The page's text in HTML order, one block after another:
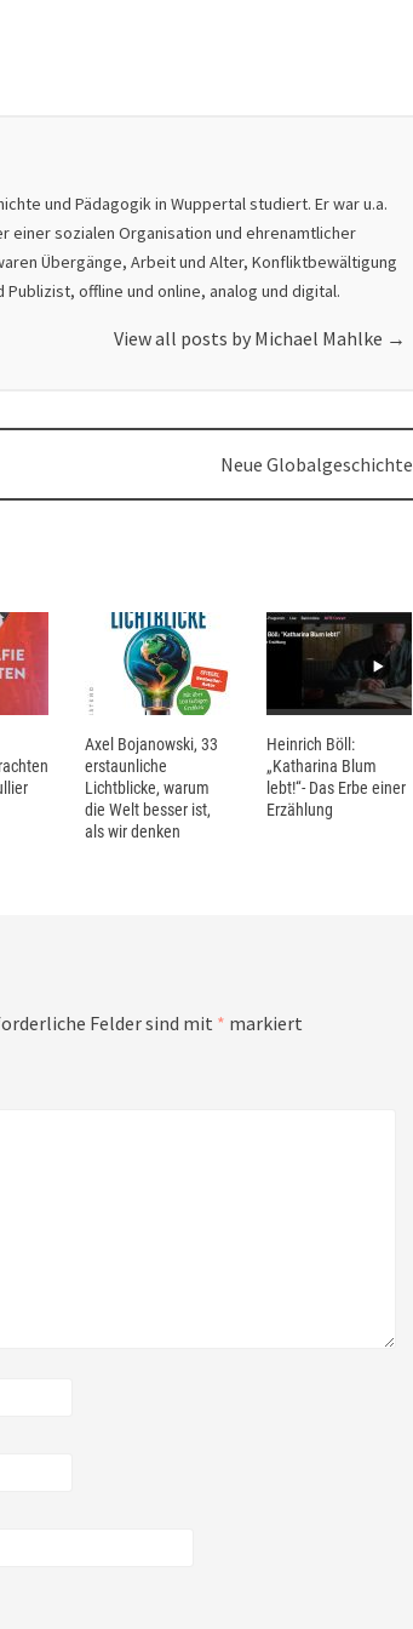
und Pädagogik in Wuppertal studiert. Er war u.a.
einer sozialen Organisation und ehrenamtlicher
Übergänge, Arbeit und Alter, Konfliktbewältigung
offline und online, analog und digital.
View all posts by Michael Mahlke →
Neue Globalgeschichte
Axel Bojanowski, 33
erstaunliche
Lichtblicke, warum
die Welt besser ist,
als wir denken
Heinrich Böll:
„Katharina Blum
lebt!“- Das Erbe einer
Erzählung
Felder sind mit * markiert